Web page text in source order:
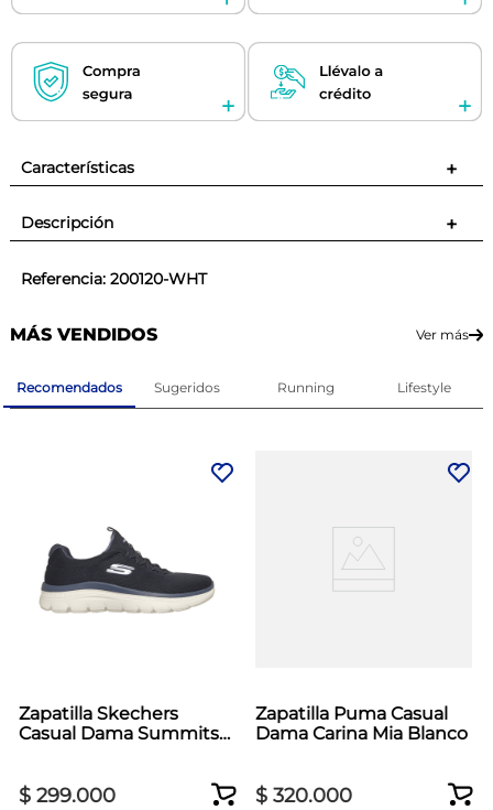
Características +
Descripción +
Referencia: 200120-WHT
MÁS VENDIDOS Ver más
Recomendados Sugeridos Running Lifestyle
Zapatilla Skechers
Casual Dama Summits
$ 299.000
Zapatilla Puma Casual
Dama Carina Mia Blanco
$ 320.000